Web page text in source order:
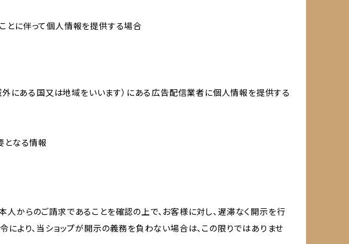
とに伴って個人情報を提供する場合
にある国又は地域をいいます）にある広告配信業者に個人情報を提供する
となる情報
からのご請求であることを確認の上で、お客様に対し、遅滞なく開示を行
により、当ショップが開示の義務を負わない場合は、この限りではありませ